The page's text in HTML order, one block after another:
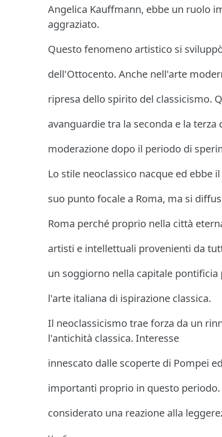
Angelica Kauffmann, ebbe un ruolo
aggraziato.
Questo fenomeno artistico si
dell'Ottocento. Anche nell'arte
ripresa dello spirito del classicismo.
avanguardie tra la seconda e la
moderazione dopo il periodo di
Lo stile neoclassico nacque ed ebbe il
suo punto focale a Roma, ma si
Roma perché proprio nella città
artisti e intellettuali provenienti da
un soggiorno nella capitale
l'arte italiana di ispirazione classica.
Il neoclassicismo trae forza da un
l'antichità classica. Interesse
innescato dalle scoperte di Pompei
importanti proprio in questo
considerato una reazione alla